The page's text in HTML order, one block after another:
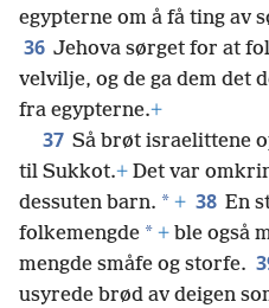
egypterne om å få ting av
36 Jehova sørget for at
velvilje, og de ga dem det
fra egypterne.+
37 Så brøt israelittene
til Sukkot.+ Det var
dessuten barn. * + 38 En
folkemengde * + ble også
mengde småfe og storfe.
usyrede brød av deigen